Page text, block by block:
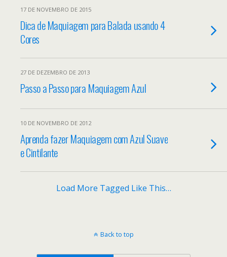
17 DE NOVEMBRO DE 2015
Dica de Maquiagem para Balada usando 4
Cores
27 DE DEZEMBRO DE 2013
Passo a Passo para Maquiagem Azul
10 DE NOVEMBRO DE 2012
Aprenda fazer Maquiagem com Azul Suave
e Cintilante
Load More Tagged Like This…
Back to top